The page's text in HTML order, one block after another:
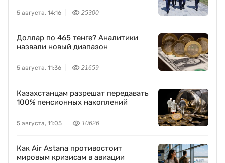
5 августа, 14:16 25300
Доллар по 465 тенге? Аналитики
назвали новый диапазон
5 августа, 11:36 21659
Казахстанцам разрешат передавать
100% пенсионных накоплений
5 августа, 11:05 10626
Как Air Astana противостоит
мировым кризисам в авиации